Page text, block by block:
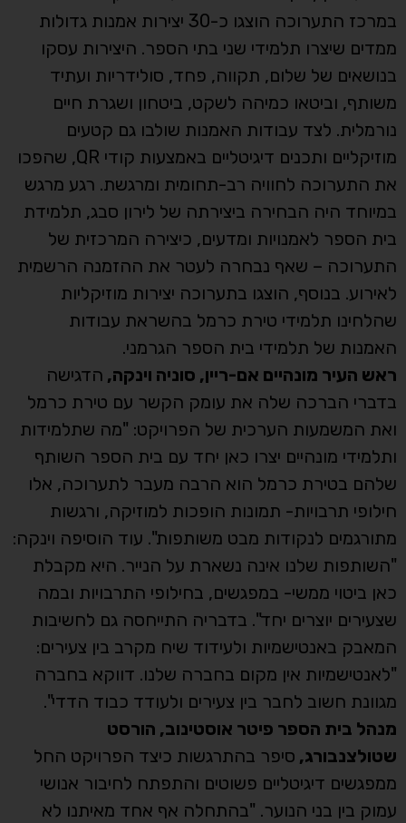
במרכז התערוכה הוצגו כ-30 יצירות אמנות גדולות
ממדים שיצרו תלמידי שני בתי הספר. היצירות עסקו
בנושאים של שלום, תקווה, פחד, סולידריות ועתיד
משותף, וביטאו כמיהה לשקט, ביטחון ושגרת חיים
נורמלית. לצד עבודות האמנות שולבו גם קטעים
מוזיקליים ותכנים דיגיטליים באמצעות קודי QR, שהפכו
את התערוכה לחוויה רב-תחומית ומרגשת. רגע מרגש
במיוחד היה הבחירה ביצירתה של לירון סבג, תלמידת
בית הספר לאמנויות ומדעים, כיצירה המרכזית של
התערוכה – שאף נבחרה לעטר את ההזמנה הרשמית
לאירוע. בנוסף, הוצגו בתערוכה יצירות מוזיקליות
שהלחינו תלמידי טירת כרמל בהשראת עבודות
האמנות של תלמידי בית הספר הגרמני.
ראש העיר מונהיים אם-ריין, סוניה וינקה, הדגישה
בדברי הברכה שלה את עומק הקשר עם טירת כרמל
ואת המשמעות הערכית של הפרויקט: "מה שתלמידות
ותלמידי מונהיים יצרו כאן יחד עם בית הספר השותף
שלהם בטירת כרמל הוא הרבה מעבר לתערוכה, אלו
חילופי תרבויות- תמונות הופכות למוזיקה, ורגשות
מתורגמים לנקודות מבט משותפות". עוד הוסיפה וינקה:
"השותפות שלנו אינה נשארת על הנייר. היא מקבלת
כאן ביטוי ממשי- במפגשים, בחילופי התרבויות ובמה
שצעירים יוצרים יחד". בדבריה התייחסה גם לחשיבות
המאבק באנטישמיות ולעידוד שיח מקרב בין צעירים:
"לאנטישמיות אין מקום בחברה שלנו. דווקא בחברה
מגוונת חשוב לחבר בין צעירים ולעודד כבוד הדדי".
מנהל בית הספר פיטר אוסטינוב, הורסט
שטולצנבורג, סיפר בהתרגשות כיצד הפרויקט החל
ממפגשים דיגיטליים פשוטים והתפתח לחיבור אנושי
עמוק בין בני הנוער. "בהתחלה אף אחד מאיתנו לא